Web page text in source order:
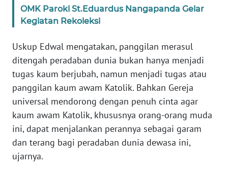
OMK Paroki St.Eduardus Nangapanda Gelar
Kegiatan Rekoleksi
Uskup Edwal mengatakan, panggilan merasul
ditengah peradaban dunia bukan hanya menjadi
tugas kaum berjubah, namun menjadi tugas atau
panggilan kaum awam Katolik. Bahkan Gereja
universal mendorong dengan penuh cinta agar
kaum awam Katolik, khususnya orang-orang muda
ini, dapat menjalankan perannya sebagai garam
dan terang bagi peradaban dunia dewasa ini,
ujarnya.
Regional
SUMUT
WN
JAKARTA
WN
JABAR
WN
BANTEN